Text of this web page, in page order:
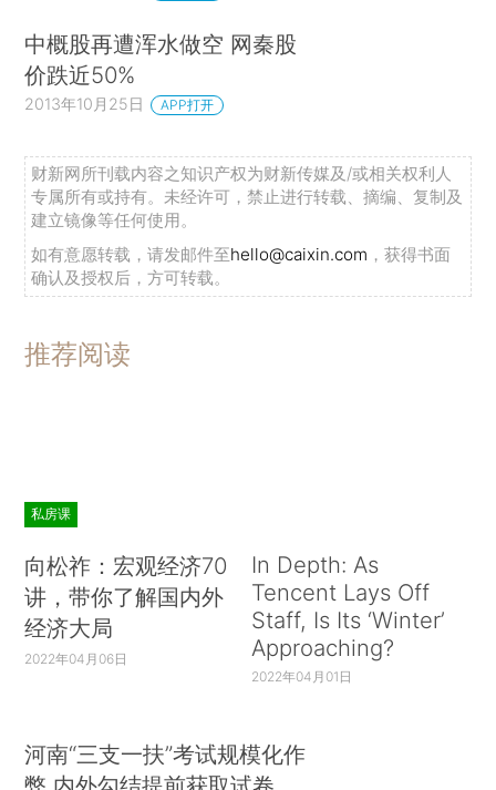
中概股再遭浑水做空 网秦股
价跌近50%
2013年10月25日 APP打开
财新网所刊载内容之知识产权为财新传媒及/或相关权利人
专属所有或持有。未经许可，禁止进行转载、摘编、复制及
建立镜像等任何使用。
如有意愿转载，请发邮件至hello@caixin.com ，获得书面
确认及授权后，方可转载。
推荐阅读
私房课
向松祚：宏观经济70
讲，带你了解国内外
经济大局
2022年04月06日
In Depth: As
Tencent Lays Off
Staff, Is Its ‘Winter’
Approaching?
2022年04月01日
河南“三支一扶”考试规模化作